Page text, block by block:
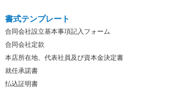
書式テンプレート
合同会社設立基本事項記入フォーム
合同会社定款
本店所在地、代表社員及び資本金決定書
就任承諾書
払込証明書